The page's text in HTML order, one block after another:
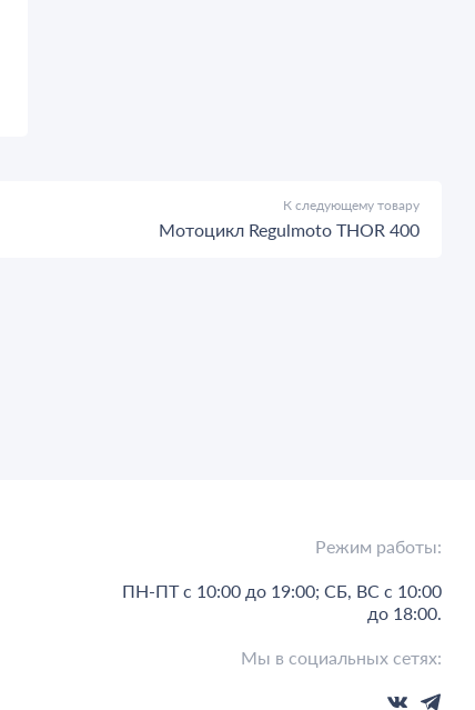
К следующему товару
Мотоцикл Regulmoto THOR 400
Режим работы:
ПН-ПТ с 10:00 до 19:00; СБ, ВС с 10:00
до 18:00.
Мы в социальных сетях: